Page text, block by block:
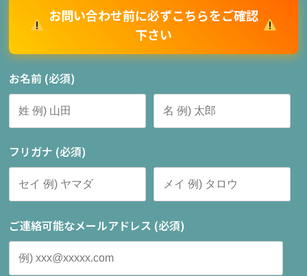
お問い合わせ前に必ずこちらをご確認
下さい
お名前 (必須)
フリガナ (必須)
ご連絡可能なメールアドレス (必須)